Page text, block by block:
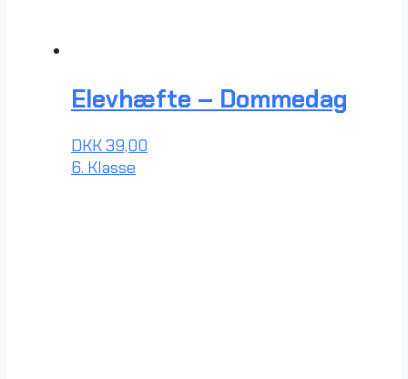
Elevhæfte – Dommedag
DKK39,00
6. Klasse